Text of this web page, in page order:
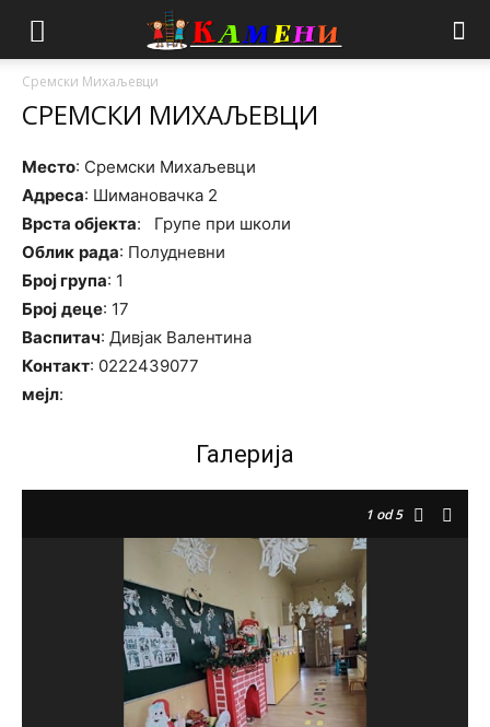
Сремски Михаљевци
СРЕМСКИ МИХАЉЕВЦИ
Место: Сремски Михаљевци
Адреса: Шимановачка 2
Врста објекта: Групе при школи
Облик рада: Полудневни
Број група: 1
Број деце: 17
Васпитач: Дивјак Валентина
Контакт: 0222439077
мејл:
Галерија
1 od 5